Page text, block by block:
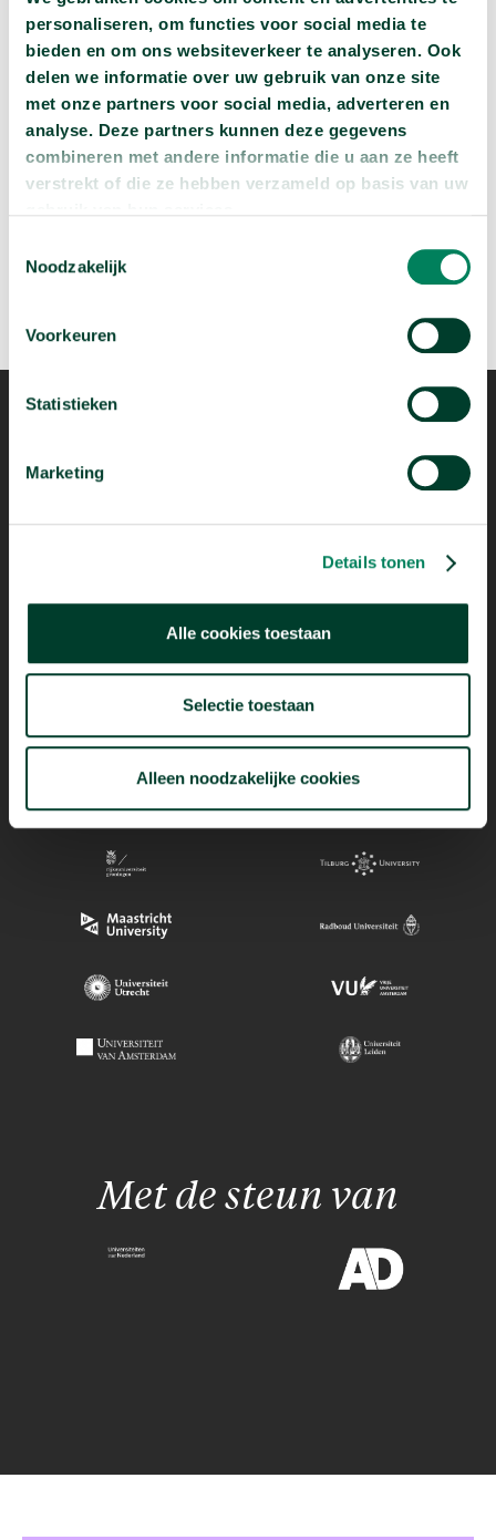
personaliseren, om functies voor social media te
bieden en om ons websiteverkeer te analyseren. Ook
delen we informatie over uw gebruik van onze site
met onze partners voor social media, adverteren en
analyse. Deze partners kunnen deze gegevens
combineren met andere informatie die u aan ze heeft
verstrekt of die ze hebben verzameld op basis van uw
Noodzakelijk
Voorkeuren
Statistieken
Marketing
Details tonen
Alle cookies toestaan
Selectie toestaan
Alleen noodzakelijke cookies
Volgende podcast:
Wat zijn jouw naam en bsn-nummer waard?
Beluister deze podcast
Mogelijk dankzij
Met de steun van